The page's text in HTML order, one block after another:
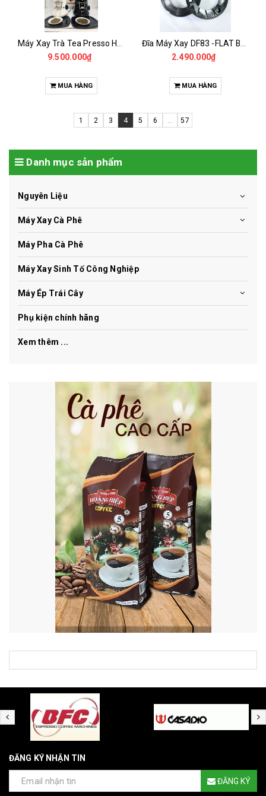
9.500.000₫
MUA HÀNG
2.490.000₫
MUA HÀNG
1 2 3 4 5 6 ... 57
Danh mục sản phẩm
Nguyên Liệu
Máy Xay Cà Phê
Máy Pha Cà Phê
Máy Xay Sinh Tố Công Nghiệp
Máy Ép Trái Cây
Phụ kiện chính hãng
Xem thêm ...
ĐĂNG KÝ NHẬN TIN
ĐĂNG KÝ